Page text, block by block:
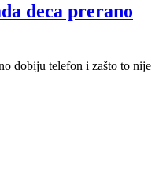
deca prerano
dobiju telefon i zašto to nije